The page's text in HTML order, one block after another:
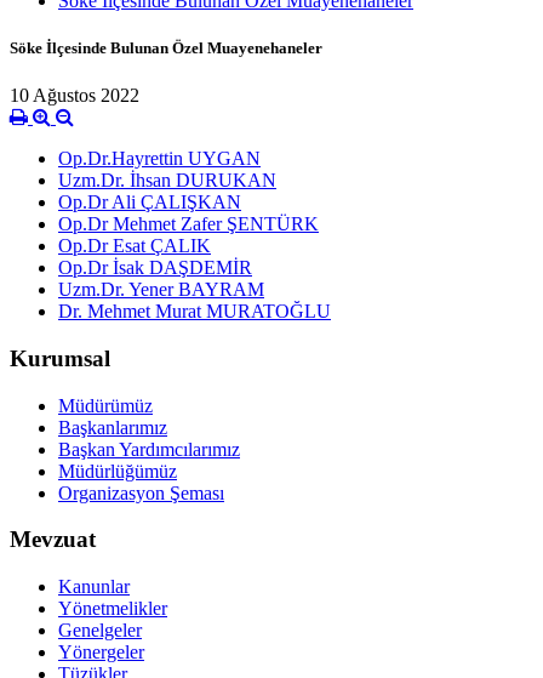
Söke İlçesinde Bulunan Özel Muayenehaneler
10 Ağustos 2022
Op.Dr.Hayrettin UYGAN
Uzm.Dr. İhsan DURUKAN
Op.Dr Ali ÇALIŞKAN
Op.Dr Mehmet Zafer ŞENTÜRK
Op.Dr Esat ÇALIK
Op.Dr İsak DAŞDEMİR
Uzm.Dr. Yener BAYRAM
Dr. Mehmet Murat MURATOĞLU
Kurumsal
Müdürümüz
Başkanlarımız
Başkan Yardımcılarımız
Müdürlüğümüz
Organizasyon Şeması
Mevzuat
Kanunlar
Yönetmelikler
Genelgeler
Yönergeler
Tüzükler